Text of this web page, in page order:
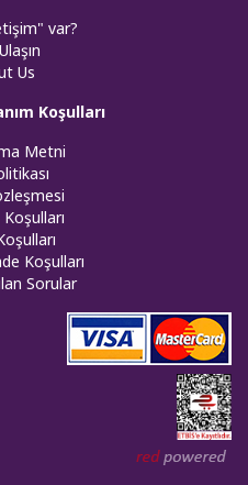
var?
Us
Koşulları
Metni
Koşulları
Sorular
Web